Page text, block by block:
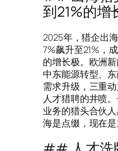
到21%的增
2025年，猎企出
7%飙升至21%，
的增长极。欧洲新
中东能源转型、
需求升级，三重
人才猎聘的井喷
业务的猎头合伙
海是点缀，现在是